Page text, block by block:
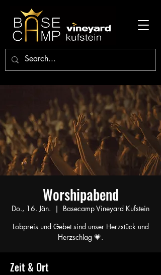
Worshipabend
Do., 16. Jän.
  |
Basecamp Vineyard Kufstein
Lobpreis und Gebet sind unser Herzstück und
Herzschlag 💗.
Zeit & Ort